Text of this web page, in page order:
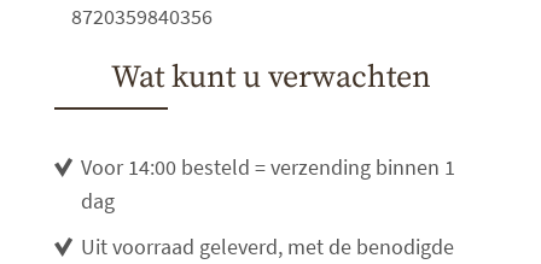
8720359840356
Wat kunt u verwachten
Voor 14:00 besteld = verzending binnen 1
dag
Uit voorraad geleverd, met de benodigde